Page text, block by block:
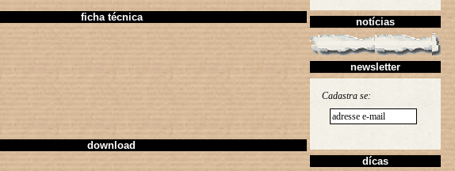
ficha técnica
download
notícias
newsletter
Cadastra se:
dícas